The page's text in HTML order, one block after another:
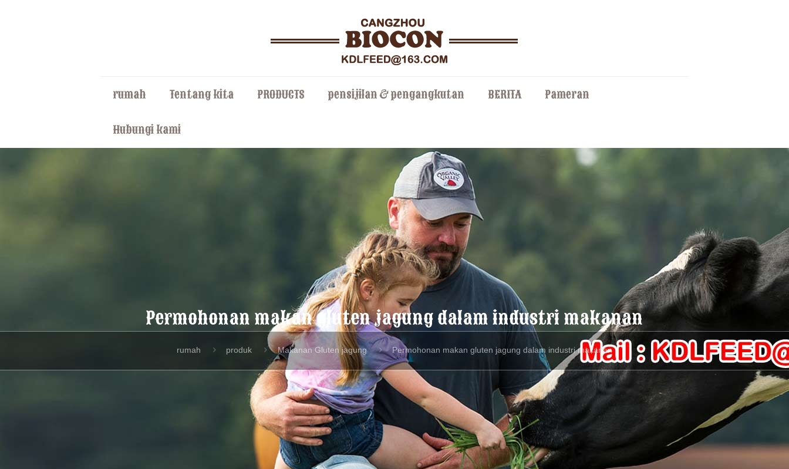
rumah Tentang kita PRODUCTS pensijilan & pengangkutan BERITA Pameran
Hubungi kami
Permohonan makan gluten jagung dalam industri makanan
rumah produk Makanan Gluten jagung Permohonan makan gluten jagung dalam industri makanan